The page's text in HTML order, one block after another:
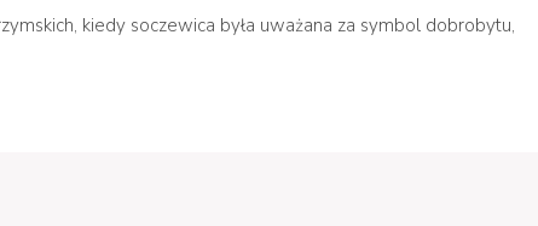
kiedy soczewica była uważana za symbol dobrobytu,